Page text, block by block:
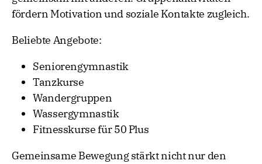
fördern Motivation und soziale Kontakte zugleich.
Beliebte Angebote:
Seniorengymnastik
Tanzkurse
Wandergruppen
Wassergymnastik
Fitnesskurse für 50 Plus
Gemeinsame Bewegung stärkt nicht nur den